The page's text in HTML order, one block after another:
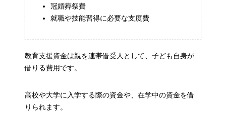
冠婚葬祭費
就職や技能習得に必要な支度費
教育支援資金は親を連帯借受人として、子ども自身が
借りる費用です。
高校や大学に入学する際の資金や、在学中の資金を借
りられます。